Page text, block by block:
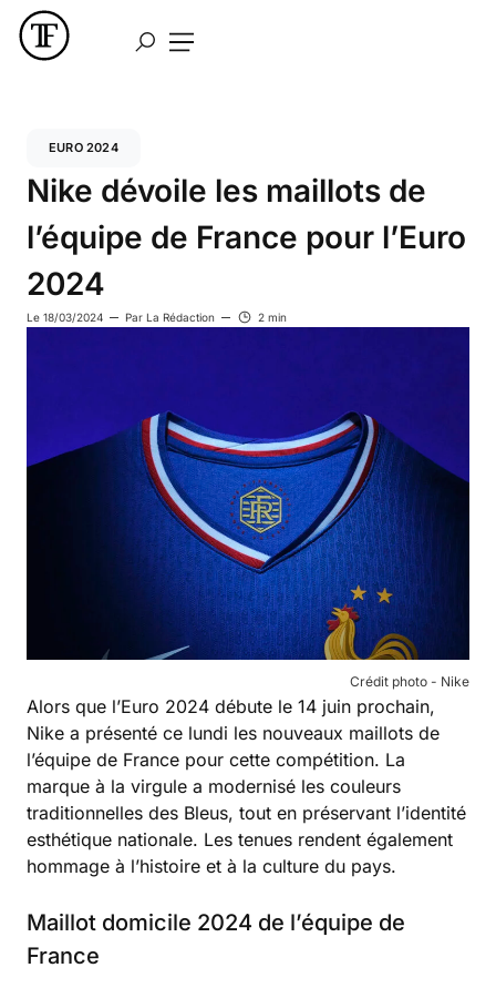
EURO 2024
Nike dévoile les maillots de
l’équipe de France pour l’Euro
2024
Le 18/03/2024 Par La Rédaction 2 min
Crédit photo - Nike
Alors que l’Euro 2024 débute le 14 juin prochain,
Nike a présenté ce lundi les nouveaux maillots de
l’équipe de France pour cette compétition. La
marque à la virgule a modernisé les couleurs
traditionnelles des Bleus, tout en préservant l’identité
esthétique nationale. Les tenues rendent également
hommage à l’histoire et à la culture du pays.
Maillot domicile 2024 de l’équipe de
France